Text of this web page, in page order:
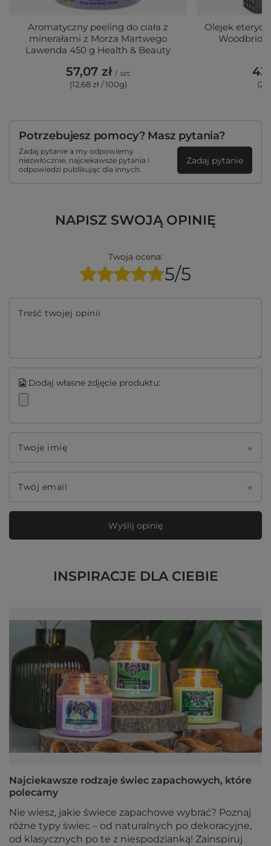
Aromatyczny peeling do ciała z
minerałami z Morza Martwego
Lawenda 450 g Health & Beauty
57,07 zł / szt.
(12,68 zł / 100g)
Olejek
Potrzebujesz pomocy? Masz pytania?
Zadaj pytanie a my odpowiemy
niezwłocznie, najciekawsze pytania i
odpowiedzi publikując dla innych.
Zadaj pytanie
NAPISZ SWOJĄ OPINIĘ
Twoja ocena:
5/5
Treść twojej opinii
Dodaj własne zdjęcie produktu:
Twoje imię
Twój email
Wyślij opinię
INSPIRACJE DLA CIEBIE
Najciekawsze rodzaje świec zapachowych, które
polecamy
Nie wiesz, jakie świece zapachowe wybrać? Poznaj
różne typy świec – od naturalnych po dekoracyjne,
od klasycznych po te z niespodzianką! Zainspiruj